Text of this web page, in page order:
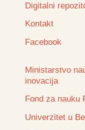
Digitalni
Kontakt
Facebook
Ministarstvo
inovacija
Fond za nauku
Univerzitet u